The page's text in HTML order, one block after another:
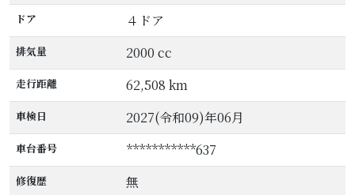
ドア ４ドア
排気量 2000 cc
走行距離 62,508 km
車検日 2027(令和09)年06月
車台番号 ***********637
修復歴 無